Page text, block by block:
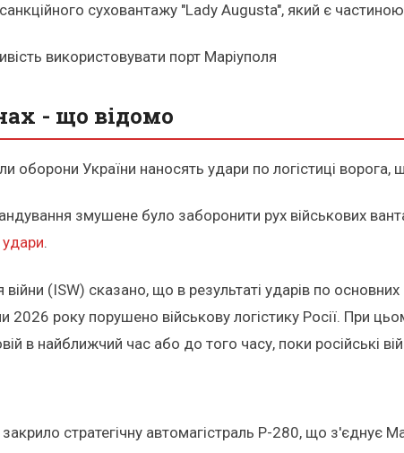
суховантажу "Lady Augusta", який є
використовувати порт Маріуполя
- що відомо
оборони України наносять удари по логістиці ворога,
змушене було заборонити рух військових
.
війни (ISW) сказано, що в результаті ударів по
2026 року порушено військову логістику Росії. При
в найближчий час або до того часу, поки російські
стратегічну автомагістраль Р-280, що з'єднує